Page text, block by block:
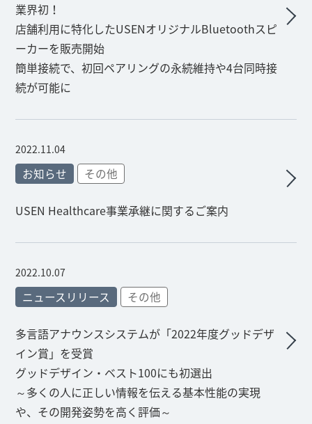
業界初！
店舗利用に特化したUSENオリジナルBluetoothスピ
ーカーを販売開始
簡単接続で、初回ペアリングの永続維持や4台同時接
続が可能に
2022.11.04
お知らせ その他
USEN Healthcare事業承継に関するご案内
2022.10.07
ニュースリリース その他
多言語アナウンスシステムが「2022年度グッドデザ
イン賞」を受賞
グッドデザイン・ベスト100にも初選出
～多くの人に正しい情報を伝える基本性能の実現
や、その開発姿勢を高く評価～